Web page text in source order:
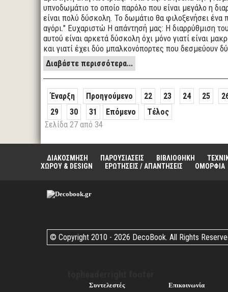
υπνοδωμάτιο το οποίο παρόλο που είναι μεγάλο η
είναι πολύ δύσκολη. Το δωμάτιο θα φιλοξενήσει ένα
αγόρι." Ευχαριστώ Η απάντησή μας: H διαρρύθμιση
αυτού είναι αρκετά δύσκολη όχι μόνο γιατί είναι
και γιατί έχει δύο μπαλκονόπορτες που δεσμεύουν
Διαβάστε περισσότερα...
Έναρξη Προηγούμενο 22 23 24 25
29
30 31 Επόμενο
Τέλος
Σελίδα 27 από 34
ΔΙΑΚΟΣΜΗΣΗ ΠΑΡΟΥΣΙΑΣΕΙΣ ΒΙΒΛΙΟΘΗΚΗ
ΧΩΡΟΥ & DESIGN
ΕΡΩΤΗΣΕΙΣ / ΑΠΑΝΤΗΣΕΙΣ ΟΜΟΡΦΙΑ
© Copyright 2010 - 2026 DecoBook. All Rights
Συντελεστές Επικοινωνία